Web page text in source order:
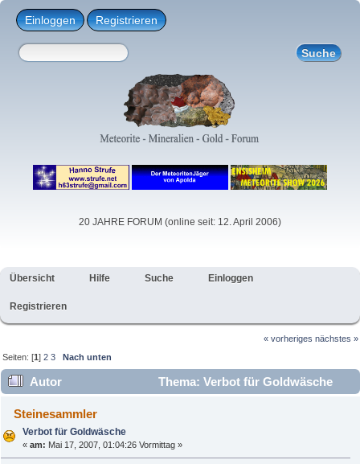
Einloggen Registrieren
20 JAHRE FORUM (online seit: 12. April 2006)
Übersicht Hilfe Suche Einloggen
Registrieren
« vorheriges nächstes »
Seiten: [1]2 3 Nach unten
Autor
Thema: Verbot für Goldwäsche
(Gelesen 24500 mal)
Steinesammler
Verbot für Goldwäsche
«am: Mai 17, 2007, 01:04:26 Vormittag »